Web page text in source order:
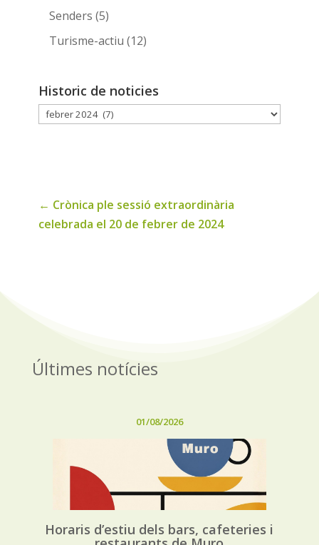
Senders (5)
Turisme-actiu (12)
Historic de noticies
Historic
← Crònica ple sessió extraordinària
celebrada el 20 de febrer de 2024
Últimes notícies
01/08/2026
Horaris d’estiu dels bars, cafeteries i